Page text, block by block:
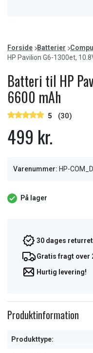
of
1
Forside Batterier
HP Pavilion G6-1300et,
Batteri til HP
6600 mAh
5 (30)
499 kr.
Varenummer: HP-
På lager
30 dages
Gratis fragt over
Hurtig levering!
Produktinformation
Produkttype: